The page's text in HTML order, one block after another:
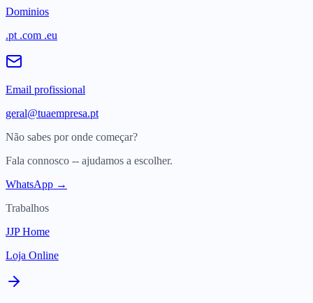
Dominios
.pt .com .eu
Email profissional
geral@tuaempresa.pt
Não sabes por onde começar?
Fala connosco -- ajudamos a escolher.
WhatsApp →
Trabalhos
JJP Home
Loja Online